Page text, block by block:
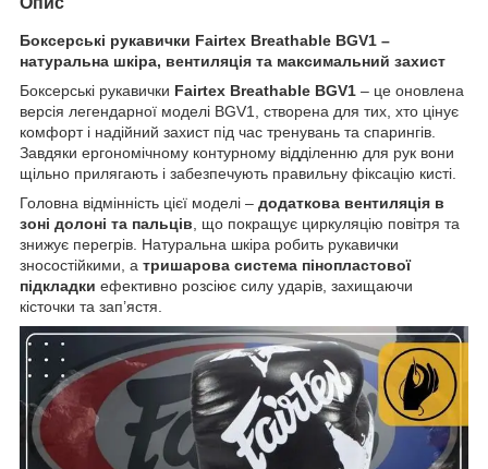
Боксерські рукавички Fairtex Breathable BGV1 –
натуральна шкіра, вентиляція та максимальний захист
Боксерські рукавички Fairtex Breathable BGV1 – це оновлена
версія легендарної моделі BGV1, створена для тих, хто цінує
комфорт і надійний захист під час тренувань та спарингів.
Завдяки ергономічному контурному відділенню для рук вони
щільно прилягають і забезпечують правильну фіксацію кисті.
Головна відмінність цієї моделі – додаткова вентиляція в
зоні долоні та пальців , що покращує циркуляцію повітря та
знижує перегрів. Натуральна шкіра робить рукавички
зносостійкими, а тришарова система пінопластової
підкладки ефективно розсіює силу ударів, захищаючи
кісточки та зап’ястя.